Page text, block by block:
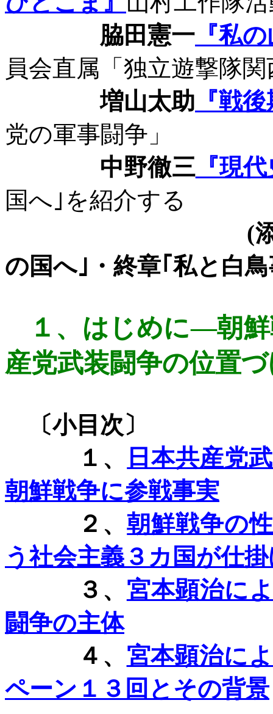
脇田憲一 『私
員会直属「独立遊撃隊
増山太助 『戦
党の軍事闘争」
中野徹三『現
国へ｣を紹介する
(
の国へ｣ ・終章｢私と白
１、 はじめに―朝
産党武装闘争の位置
〔小目次〕
１、
日本共産党
朝鮮戦争に参戦事実
２、朝鮮戦争の
う社会主義３カ国が仕
３、 宮本顕治に
闘争の主体
４、 宮本顕治に
ペーン１３回とその背景